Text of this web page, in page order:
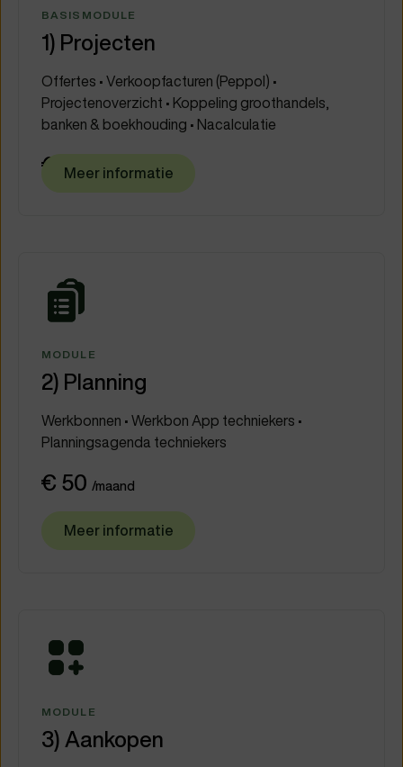
BASISMODULE
1) Projecten
Offertes • Verkoopfacturen (Peppol) •
Projectenoverzicht • Koppeling groothandels,
banken & boekhouding • Nacalculatie
€ 50/maand
Meer informatie
MODULE
2) Planning
Werkbonnen • Werkbon App techniekers •
Planningsagenda techniekers
€ 50 /maand
Meer informatie
MODULE
3) Aankopen